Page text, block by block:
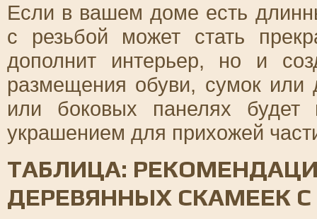
Если в вашем доме есть
с резьбой может стать
дополнит интерьер, но и
размещения обуви, сумок или
или боковых панелях будет
украшением для прихожей
ТАБЛИЦА:
ДЕРЕВЯННЫХ СКАМЕЕК С